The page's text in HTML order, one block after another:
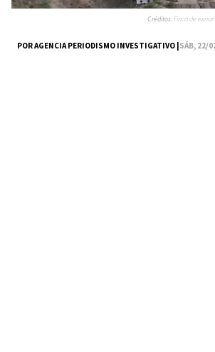
POR AGENCIA PERIODISMO INVESTIGATIVO |SÁB, 22/
Créditos:Finca de